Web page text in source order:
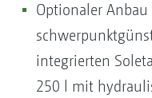
Optionaler
integrierten
250 l mit